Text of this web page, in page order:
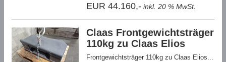
EUR 44.160,- inkl. 20 % MwSt.
Claas Frontgewichtsträger
110kg zu Claas Elios
Frontgewichtsträger 110kg zu Claas Elios...